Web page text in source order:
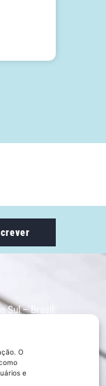
O
e
Sul – Brasil